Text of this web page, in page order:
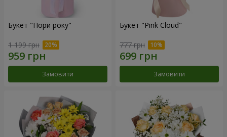
Букет "Пори року"
1 199 грн
Замовити
Букет "Pink Cloud"
777 грн
Замовити